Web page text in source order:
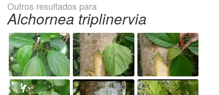
Outros resultados para
Alchornea triplinervia